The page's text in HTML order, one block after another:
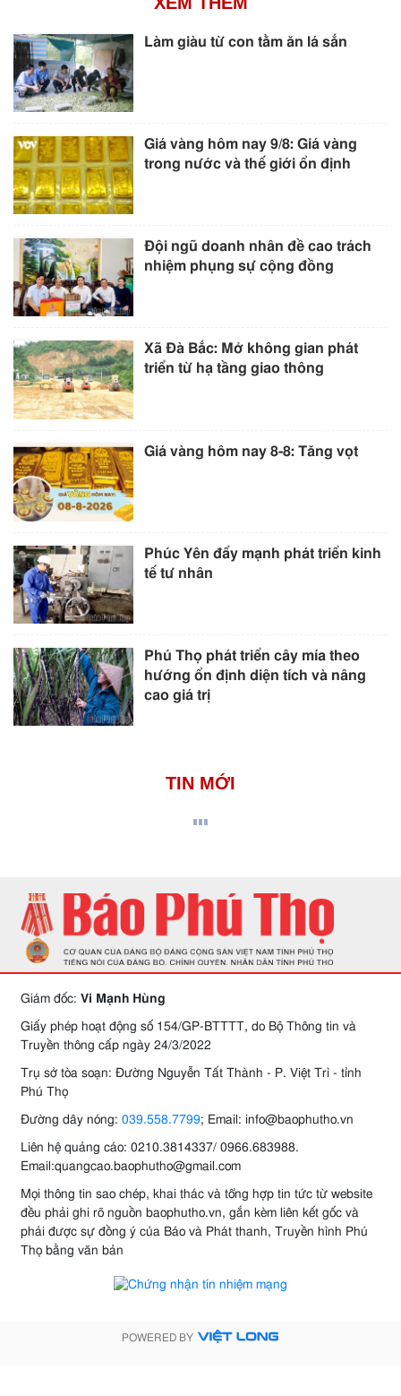
Làm giàu từ con tằm ăn lá sắn
Giá vàng hôm nay 9/8: Giá vàng
trong nước và thế giới ổn định
Đội ngũ doanh nhân đề cao trách
nhiệm phụng sự cộng đồng
Xã Đà Bắc: Mở không gian phát
triển từ hạ tầng giao thông
Giá vàng hôm nay 8-8: Tăng vọt
Phúc Yên đẩy mạnh phát triển kinh
tế tư nhân
Phú Thọ phát triển cây mía theo
hướng ổn định diện tích và nâng
cao giá trị
TIN MỚI
Giám đốc: Vi Mạnh Hùng
Giấy phép hoạt động số 154/GP-BTTTT, do Bộ Thông tin và
Truyền thông cấp ngày 24/3/2022
Trụ sở tòa soạn: Đường Nguyễn Tất Thành - P. Việt Trì - tỉnh
Phú Thọ
Đường dây nóng: 039.558.7799; Email: info@baophutho.vn
Liên hệ quảng cáo: 0210.3814337/ 0966.683988.
Email:quangcao.baophutho@gmail.com
Mọi thông tin sao chép, khai thác và tổng hợp tin tức từ website
đều phải ghi rõ nguồn baophutho.vn, gắn kèm liên kết gốc và
phải được sự đồng ý của Báo và Phát thanh, Truyền hình Phú
Thọ bằng văn bản
POWERED BY